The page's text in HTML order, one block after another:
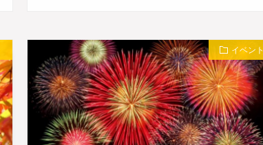
イベント